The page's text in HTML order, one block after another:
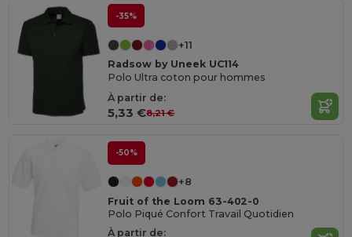
-35%
+11
Radsow by Uneek UC114
Polo Ultra coton pour hommes
À partir de:
5,33 €8,21 €
-50%
+8
Fruit of the Loom 63-402-0
Polo Piqué Confort Travail Quotidien
À partir de: